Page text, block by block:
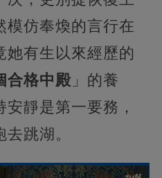
模仿奉煥的言行在
她有生以來經歷的
合格中殿 」的養
靜是第一要務，
跳湖。